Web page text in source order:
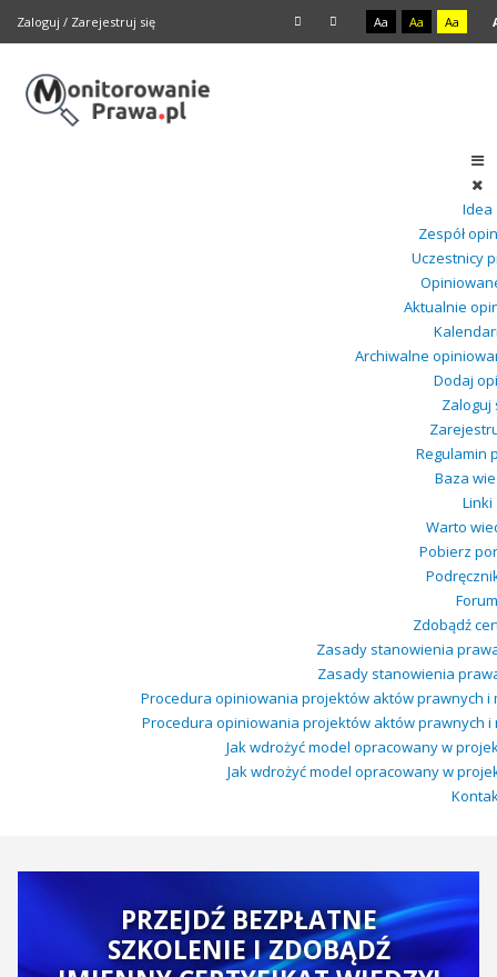
Zaloguj / Zarejestruj się Aa Aa Aa
Idea
Zespół
Uczestnicy
Aktualnie
Archiwalne
Dodaj
Zaloguj
Regulamin
Baza
Linki
Warto
Pobierz
Forum
Zdobądź
Zasady stanowienia
Zasady stanowienia
Procedura opiniowania projektów aktów prawnych
Procedura opiniowania projektów aktów prawnych
Jak wdrożyć model opracowany w
Jak wdrożyć model opracowany w
PRZEJDŹ BEZPŁATNE
SZKOLENIE I ZDOBĄDŹ